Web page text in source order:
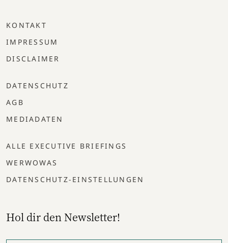
KONTAKT
IMPRESSUM
DISCLAIMER
DATENSCHUTZ
AGB
MEDIADATEN
ALLE EXECUTIVE BRIEFINGS
WERWOWAS
DATENSCHUTZ-EINSTELLUNGEN
Hol dir den Newsletter!